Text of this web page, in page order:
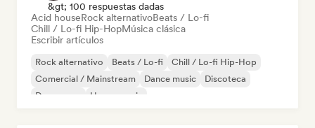
&gt; 100 respuestas dadas
Acid houseRock alternativoBeats / Lo-fi
Chill / Lo-fi Hip-HopMúsica clásica
Escribir artículos
Rock alternativo Beats / Lo-fi
Chill / Lo-fi Hip-Hop
Comercial / Mainstream
Dance music
Discoteca
Dream pop
House music